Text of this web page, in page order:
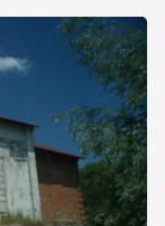
Сумського